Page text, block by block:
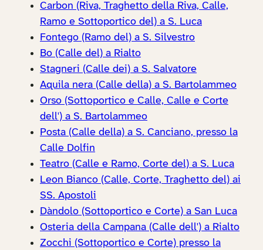
Carbon (Riva, Traghetto della Riva, Calle,
Ramo e Sottoportico del) a S. Luca
Fontego (Ramo del) a S. Silvestro
Bo (Calle del) a Rialto
Stagneri (Calle dei) a S. Salvatore
Aquila nera (Calle della) a S. Bartolammeo
Orso (Sottoportico e Calle, Calle e Corte
dell') a S. Bartolammeo
Posta (Calle della) a S. Canciano, presso la
Calle Dolfin
Teatro (Calle e Ramo, Corte del) a S. Luca
Leon Bianco (Calle, Corte, Traghetto del) ai
SS. Apostoli
Dàndolo (Sottoportico e Corte) a San Luca
Osteria della Campana (Calle dell') a Rialto
Zocchi (Sottoportico e Corte) presso la